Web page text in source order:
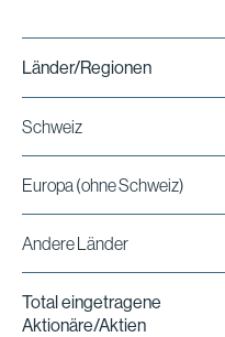
Länder/Regionen
Schweiz
Europa (ohne Schweiz)
Andere Länder
Total eingetragene
Aktionäre/Aktien